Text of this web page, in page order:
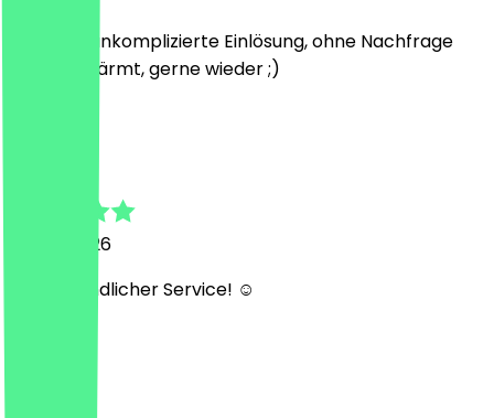
Schnelle, unkomplizierte Einlösung, ohne Nachfrage
direkt erwärmt, gerne wieder ;)
23 mei 2026
Sehr freundlicher Service! ☺️